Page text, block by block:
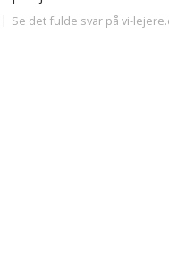
Se det fulde svar på vi-